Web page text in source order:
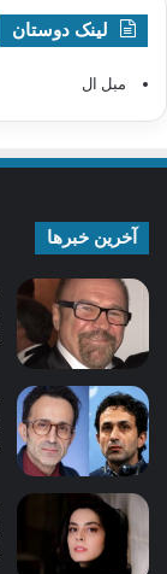
لینک دوستان
مبل ال
آخرین خبرها